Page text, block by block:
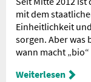
mit dem
Einheitlichkeit
sorgen. Aber was
wann macht
Weiterlesen